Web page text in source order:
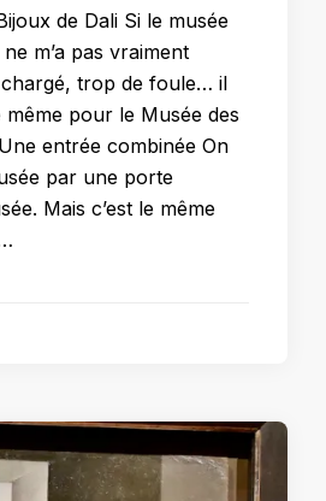
de Dali Si le musée
m’a pas vraiment
trop de foule… il
même pour le Musée des
entrée combinée On
par une porte
Mais c’est le même